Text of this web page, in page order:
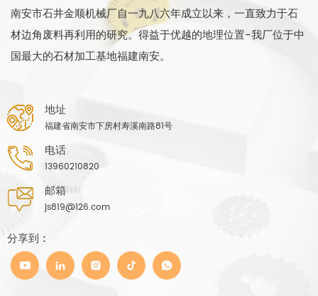
南安市石井金顺机械厂自一九八六年成立以来，一直致力于石
材边角废料再利用的研究。得益于优越的地理位置-我厂位于中
国最大的石材加工基地福建南安。
地址
福建省南安市下房村寿溪南路81号
电话
13960210820
邮箱
js819@126.com
分享到 :